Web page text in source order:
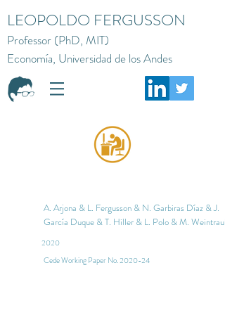
LEOPOLDO FERGUSSON
Professor (PhD, MIT)
Economía, Universidad de los Andes
A. Arjona & L. Fergusson & N. Garbiras Díaz & J.
García Duque & T. Hiller & L. Polo & M. Weintraub
2020
Cede Working Paper No. 2020-24